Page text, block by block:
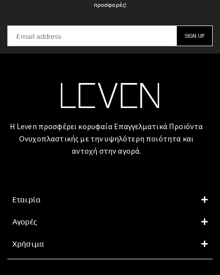
προσφορές!
Η Leven προσφέρει κορυφαία Επαγγελματικά Προϊόντα
Ονυχοπλαστικής με την υψηλότερη ποιότητα και
αντοχή στην αγορά.
Εταιρία
Αγορές
Χρήσιμα